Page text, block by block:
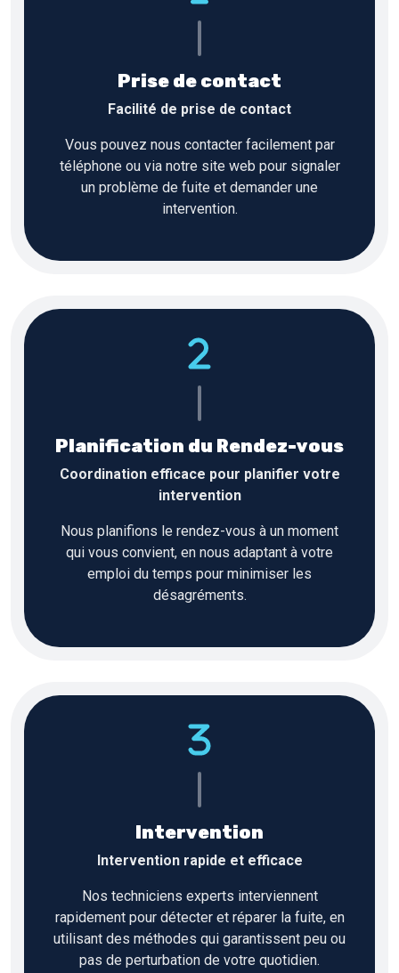
Prise de contact
Facilité de prise de contact
Vous pouvez nous contacter facilement par
téléphone ou via notre site web pour signaler
un problème de fuite et demander une
intervention.
Planification du Rendez-vous
Coordination efficace pour planifier votre
intervention
Nous planifions le rendez-vous à un moment
qui vous convient, en nous adaptant à votre
emploi du temps pour minimiser les
désagréments.
Intervention
Intervention rapide et efficace
Nos techniciens experts interviennent
rapidement pour détecter et réparer la fuite, en
utilisant des méthodes qui garantissent peu ou
pas de perturbation de votre quotidien.